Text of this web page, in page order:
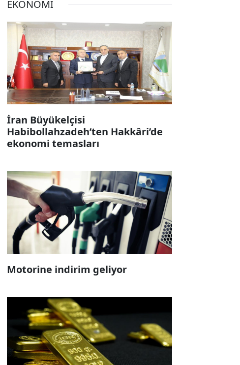
EKONOMİ
İran Büyükelçisi
Habibollahzadeh’ten Hakkâri’de
ekonomi temasları
Motorine indirim geliyor